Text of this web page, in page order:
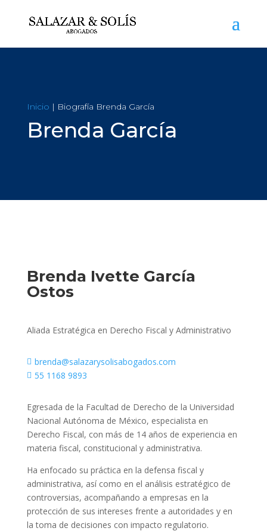
Inicio | Biografía Brenda García
Brenda García
Brenda Ivette García
Ostos
Aliada Estratégica en Derecho Fiscal y Administrativo
 brenda@salazarysolisabogados.com
 55 1168 9893
Egresada de la Facultad de Derecho de la Universidad
Nacional Autónoma de México, especialista en
Derecho Fiscal, con más de 14 años de experiencia en
materia fiscal, constitucional y administrativa.
Ha enfocado su práctica en la defensa fiscal y
administrativa, así como en el análisis estratégico de
controversias, acompañando a empresas en la
protección de sus intereses frente a autoridades y en
la toma de decisiones con impacto regulatorio.